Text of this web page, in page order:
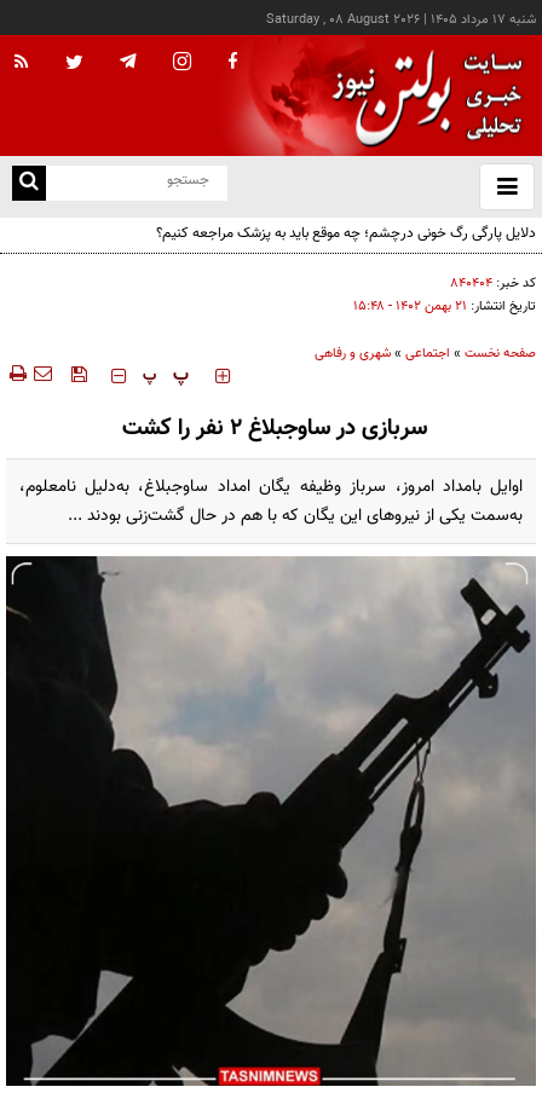
شنبه ۱۷ مرداد ۱۴۰۵ |
Saturday , 08 August 2026
باز
و
دلایل پارگی رگ خونی درچشم؛ چه موقع باید به پزشک مراجعه کنیم؟
کد خبر: ۸۴۰۴۰۴
تاریخ انتشار: ۲۱ بهمن ۱۴۰۲ - ۱۵:۴۸
صفحه نخست » اجتماعی »شهری و رفاهی
‍‍‍ پ پ
سربازی در ساوجبلاغ ۲ نفر را کشت
اوایل بامداد امروز، سرباز وظیفه یگان امداد ساوجبلاغ، به‌دلیل نامعلوم،
به‌سمت یکی از نیروهای این یگان که با هم در حال گشت‌زنی بودند ...